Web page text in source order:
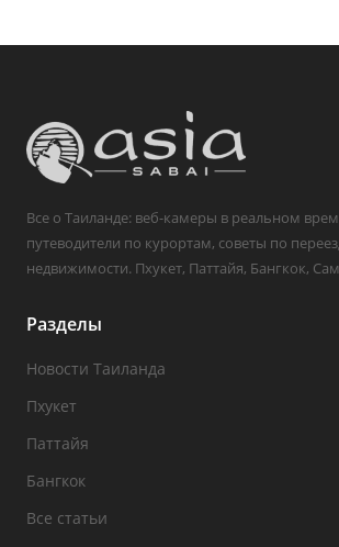
Все о Таиланде: веб-камеры в реальном
путеводители по курортам, советы по
недвижимости. Пхукет, Паттайя, Бангкок,
Разделы
Новости Таиланда
Пхукет
Паттайя
Бангкок
Все статьи